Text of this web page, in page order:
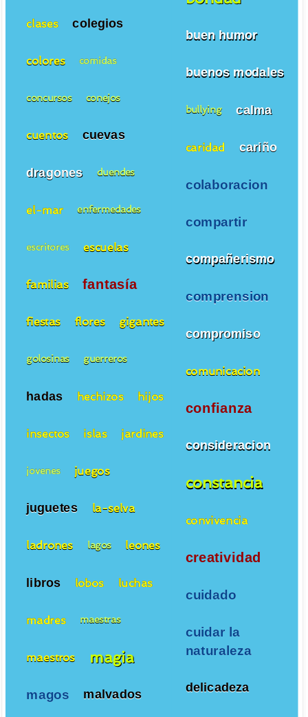
buen humor
buenos modales
bullying calma
caridad cariño
colaboracion
compartir
compañerismo
comprension
compromiso
comunicacion
confianza
consideracion
constancia
convivencia
creatividad
cuidado
cuidar la
naturaleza
delicadeza
clases colegios
colores comidas
concursos conejos
cuentos cuevas
dragones duendes
el-mar enfermedades
escritores escuelas
familias fantasía
fiestas flores gigantes
golosinas guerreros
hadas hechizos hijos
insectos islas jardines
jovenes juegos
juguetes la-selva
ladrones lagos leones
libros lobos luchas
madres maestras
maestros magia
magos malvados